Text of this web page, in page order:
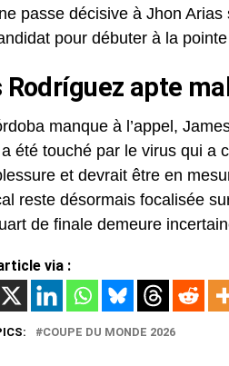
passe décisive à Jhon
pour débuter à la
apte
manque à l’appel,
été touché par le virus qui a
et devrait être en
reste désormais focalisée
de finale demeure
via :
COUPE DU MONDE 2026